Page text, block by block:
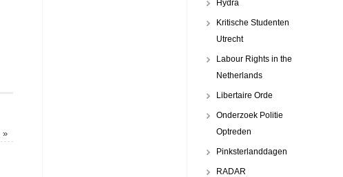
»
Hydra
Kritische Studenten
Utrecht
Labour Rights in the
Netherlands
Libertaire Orde
Onderzoek Politie
Optreden
Pinksterlanddagen
RADAR